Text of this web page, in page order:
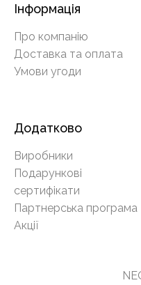
Інформація
Про компанію
Доставка та оплата
Умови угоди
Додатково
Виробники
Подарункові
сертифікати
Партнерська програма
Акції